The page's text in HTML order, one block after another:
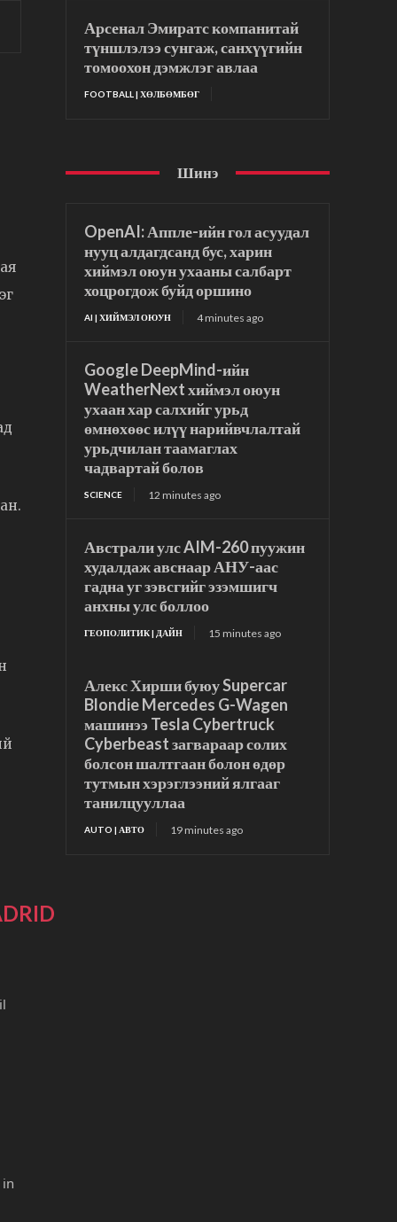
Арсенал Эмиратс компанитай
түншлэлээ сунгаж, санхүүгийн
томоохон дэмжлэг авлаа
FOOTBALL | ХӨЛБӨМБӨГ
Шинэ
OpenAI: Аппле-ийн гол асуудал
нууц алдагдсанд бус, харин
хиймэл оюун ухааны салбарт
хоцрогдож буйд оршино
AI | ХИЙМЭЛ ОЮУН 4 minutes ago
Google DeepMind-ийн
WeatherNext хиймэл оюун
ухаан хар салхийг урьд
өмнөхөөс илүү нарийвчлалтай
урьдчилан таамаглах
чадвартай болов
SCIENCE 12 minutes ago
Австрали улс AIM-260 пуужин
худалдаж авснаар АНУ-аас
гадна уг зэвсгийг эзэмшигч
анхны улс боллоо
ГЕОПОЛИТИК | ДАЙН 15 minutes ago
Алекс Хирши буюу Supercar
Blondie Mercedes G-Wagen
машинээ Tesla Cybertruck
Cyberbeast загвараар солих
болсон шалтгаан болон өдөр
тутмын хэрэглээний ялгааг
танилцууллаа
AUTO | АВТО 19 minutes ago